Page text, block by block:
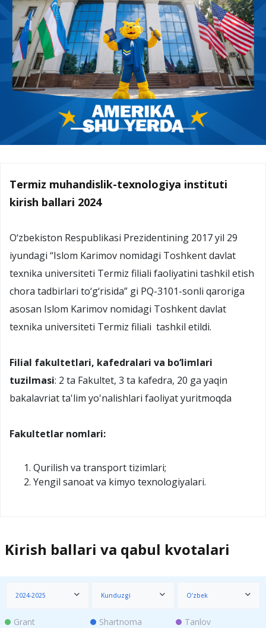
Termiz muhandislik-texnologiya instituti
kirish ballari 2024
O‘zbekiston Respublikasi Prezidentining 2017 yil 29
iyundagi “Islom Karimov nomidagi Toshkent davlat
texnika universiteti Termiz filiali faoliyatini tashkil etish
chora tadbirlari to‘g‘risida” gi PQ-3101-sonli qaroriga
asosan Islom Karimov nomidagi Toshkent davlat
texnika universiteti Termiz filiali tashkil etildi.
Filial fakultetlari, kafedralari va bo‘limlari
tuzilmasi: 2 ta Fakultet, 3 ta kafedra, 20 ga yaqin
bakalavriat ta'lim yo'nalishlari faoliyat yuritmoqda
Fakultetlar nomlari:
Qurilish va transport tizimlari;
Yengil sanoat va kimyo texnologiyalari.
Kirish ballari va qabul kvotalari
2024-2025 Kunduzgi O‘zbek
Grant Shartnoma Tanlov